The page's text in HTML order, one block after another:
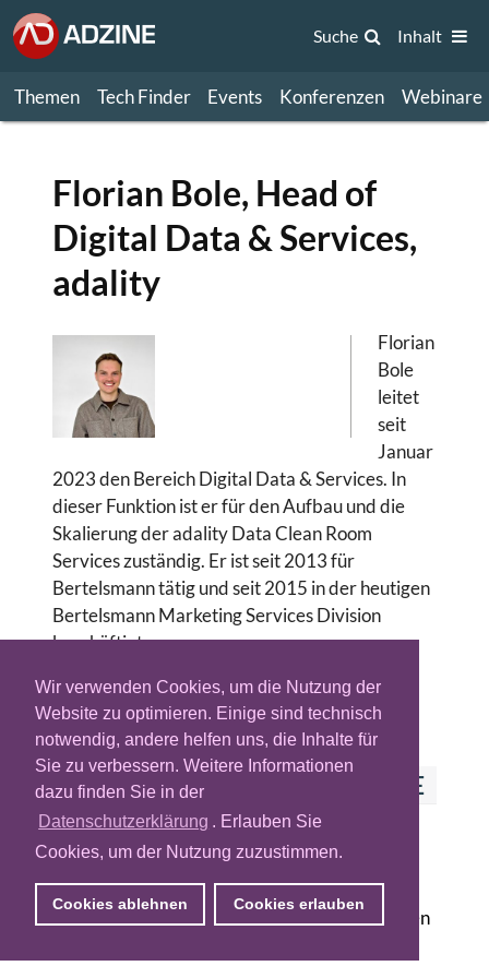
Wir verwenden Cookies, um die Nutzung der
Website zu optimieren. Einige sind technisch
notwendig, andere helfen uns, die Inhalte für
Sie zu verbessern. Weitere Informationen
dazu finden Sie in der
Datenschutzerklärung . Erlauben Sie
Cookies, um der Nutzung zuzustimmen.
Cookies ablehnen Cookies erlauben
Themen Tech Finder Events Konferenzen Webinare
Suche Inhalt
Florian Bole, Head of
Digital Data & Services,
adality
Florian
Bole
leitet
seit
Januar
2023 den Bereich Digital Data & Services. In
dieser Funktion ist er für den Aufbau und die
Skalierung der adality Data Clean Room
Services zuständig. Er ist seit 2013 für
Bertelsmann tätig und seit 2015 in der heutigen
Bertelsmann Marketing Services Division
beschäftigt.
Für Profil-Updates, wenden Sie sich bitte an:
redaktion@adzine.de
FLORIAN BOLE AUF ADZINE
Mehr Vielfalt statt Plattformdominanz im
Mediaplan!
Google, Meta und Amazon verschlingen die
Hälfte der deutschen Werbegelder. Die großen